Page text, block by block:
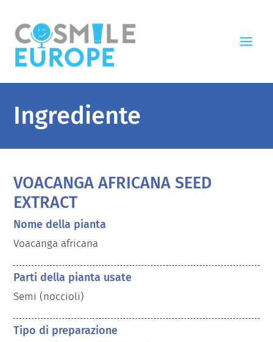
Ingrediente
VOACANGA AFRICANA SEED
EXTRACT
Nome della pianta
Voacanga africana
Parti della pianta usate
Semi (noccioli)
Tipo di preparazione